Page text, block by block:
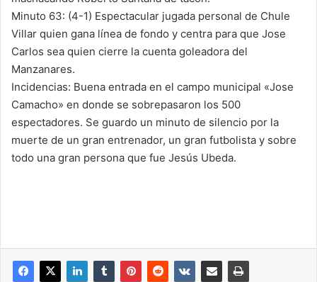
Minuto 63: (4-1) Espectacular jugada personal de Chule
Villar quien gana línea de fondo y centra para que Jose
Carlos sea quien cierre la cuenta goleadora del
Manzanares.
Incidencias: Buena entrada en el campo municipal «Jose
Camacho» en donde se sobrepasaron los 500
espectadores. Se guardo un minuto de silencio por la
muerte de un gran entrenador, un gran futbolista y sobre
todo una gran persona que fue Jesús Ubeda.